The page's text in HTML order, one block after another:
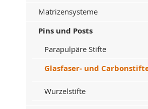
Matrizensysteme
Pins und Posts
Parapulpäre Stifte
Glasfaser- und
Wurzelstifte